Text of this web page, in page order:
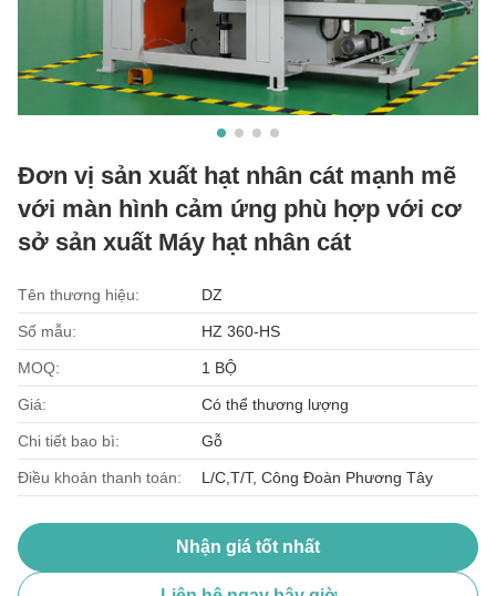
Đơn vị sản xuất hạt nhân cát mạnh mẽ
với màn hình cảm ứng phù hợp với cơ
sở sản xuất Máy hạt nhân cát
Tên thương hiệu: DZ
Số mẫu: HZ 360-HS
MOQ: 1 BỘ
Giá: Có thể thương lượng
Chi tiết bao bì: Gỗ
Điều khoản thanh toán: L/C,T/T, Công Đoàn Phương Tây
Nhận giá tốt nhất